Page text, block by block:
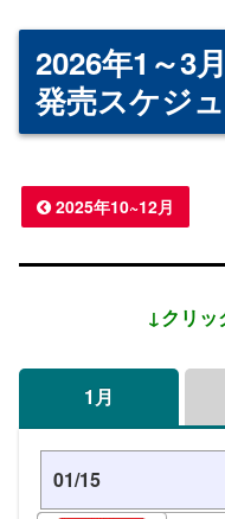
2026年1～3
発売スケジ
2025年10~12月
↓クリッ
1月
01/15